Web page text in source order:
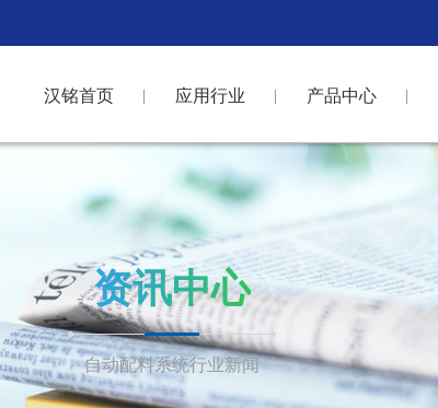
汉铭首页 应用行业 产品中心
资讯中心
自动配料系统行业新闻